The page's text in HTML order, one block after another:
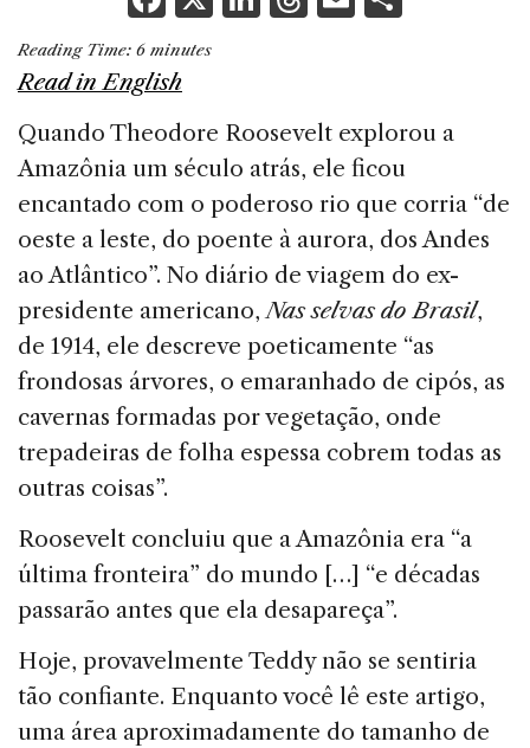
a
c
e
b
o
o
k
dI
n
a
d
s
l
Reading Time: 6 minutes
Read in English
Quando Theodore Roosevelt explo­rou a
Amazônia um século atrás, ele fi­cou
encantado com o poderoso rio que corria “de
oeste a leste, do poente à au­rora, dos Andes
ao Atlântico”. No diário de viagem do ex-
presidente americano,Nas selvas do Brasil,
de 1914, ele descreve poeticamente “as
frondosas árvores, o ema­ranhado de cipós, as
cavernas formadas por vegetação, onde
trepadeiras de folha espessa cobrem todas as
ou­tras coisas”.
Roosevelt concluiu que a Amazônia era “a
última fronteira” do mundo […] “e décadas
passarão antes que ela desapareça”.
Hoje, provavelmente Teddy não se sentiria
tão con­fiante. Enquanto você lê este artigo,
uma área aproxi­madamente do tamanho de